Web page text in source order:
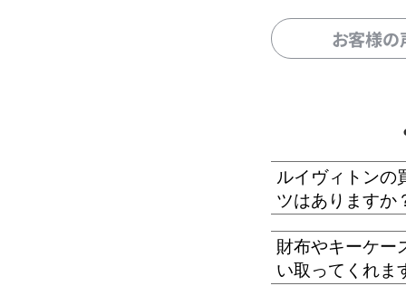
お客様
ルイヴィトンの
ツはありますか
財布やキーケー
い取ってくれま